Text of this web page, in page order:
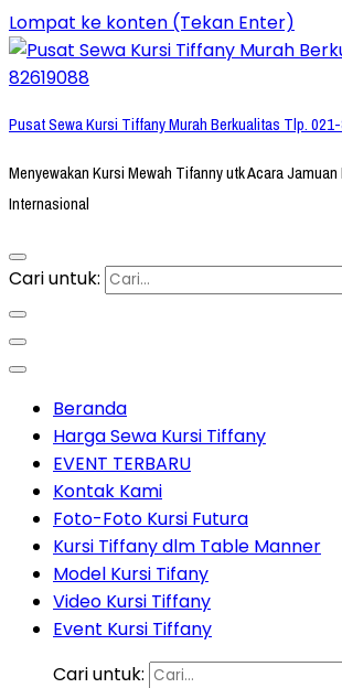
Lompat ke konten (Tekan Enter)
Pusat Sewa Kursi Tiffany Murah Berkualitas Tlp.
Menyewakan Kursi Mewah Tifanny utk Acara
Internasional
Cari untuk:
Beranda
Harga Sewa Kursi Tiffany
EVENT TERBARU
Kontak Kami
Foto-Foto Kursi Futura
Kursi Tiffany dlm Table Manner
Model Kursi Tifany
Video Kursi Tiffany
Event Kursi Tiffany
Cari untuk: